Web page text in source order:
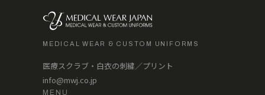
MEDICAL WEAR & CUSTOM UNIFORMS
医療スクラブ・白衣の刺繍／プリント
info@mwj.co.jp
MENU